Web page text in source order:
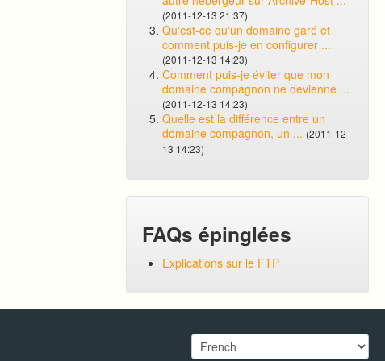
(2011-12-13 21:37)
Qu'est-ce qu'un domaine garé et
comment puis-je en configurer ...
(2011-12-13 14:23)
Comment puis-je éviter que mon
domaine compagnon ne devienne ...
(2011-12-13 14:23)
Quelle est la différence entre un
domaine compagnon, un ... (2011-12-
13 14:23)
FAQs épinglées
Explications sur le FTP